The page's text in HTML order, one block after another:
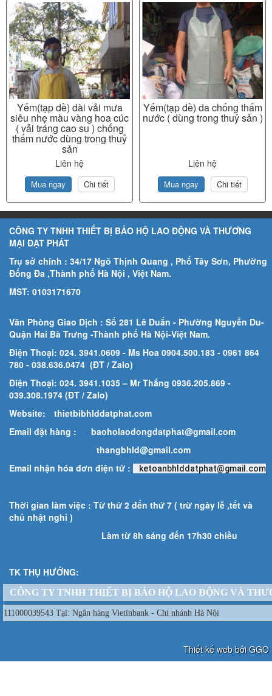
Yếm(tạp dề) dài vải mưa
siêu nhẹ màu vàng hoa cúc
( vải tráng cao su ) chống
thấm nước dùng trong thuỷ
sản
Liên hệ
Mua ngay Chi tiết
Yếm(tạp dề) da chống thấm
nước ( dùng trong thuỷ sản )
Liên hệ
Mua ngay Chi tiết
CÔNG TY TNHH THIẾT BỊ BẢO HỘ LAO ĐỘNG VÀ THƯƠNG
MẠI ĐẠT PHÁT
Trụ sở chính : 34/17 Ngõ Thịnh Quang , Phố Tây Sơn, Phường
Đống Đa ,Thành phố Hà Nội , Việt Nam.
MST: 0103171670
Văn Phòng Giao Dịch : Số 281 Lê Duẩn - Phường Nguyễn Du-
Quận Hai Bà Trưng -Thành phố Hà Nội-Việt Nam.
Điện Thoại: 024. 3941.0609 - Ms Hoa 0904.500.183 - 0961 864
780 - 038.636.0474 (ĐT / Zalo)
Điện Thoại: 024. 3941.1035 – Mr Thắng 0936.205.869 -
039.308.1974 (ĐT / Zalo)
Website:
thietbibhlddatphat.com
Email đặt hàng : baoholaodongdatphat@gmail.com
thangbhld@gmail.com
Email nhận hóa đơn điện tử :
ketoanbhlddatphat@gmail.com
Thời gian làm việc : Từ thứ 2 đến thứ 7 ( trừ ngày lễ ,tết và
chủ nhật nghỉ )
Làm từ 8h sáng đến 17h30 chiều
TK THỤ HƯỞNG:
CÔNG TY TNHH THIẾT BỊ BẢO HỘ LAO ĐỘNG VÀ
111000039543 Tại: Ngân hàng Vietinbank - Chi nhánh Hà Nội
Thiết kế web bởi GGO